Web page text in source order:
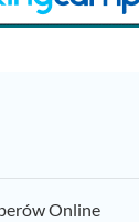
Online